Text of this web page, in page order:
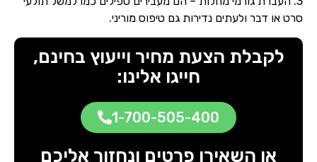
סרט או דבר ולעתים נדירות גם טיפוס מוריני.
לקבלת הצעת מחיר וייעוץ בחינם,
חייגו אלינו:
1-700-505-400
או השאירו פרטים ונחזור אליכם